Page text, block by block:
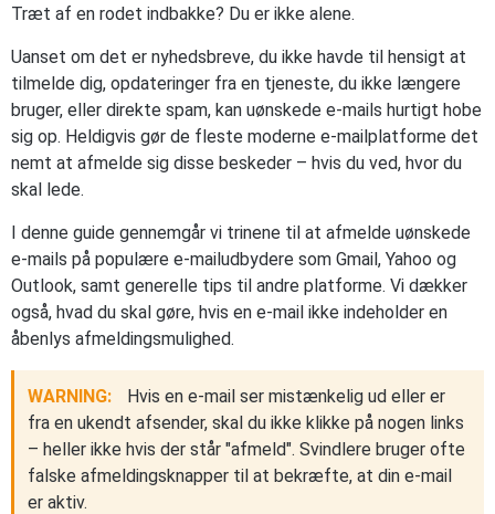
Træt af en rodet indbakke? Du er ikke alene.
Uanset om det er nyhedsbreve, du ikke havde til hensigt at
tilmelde dig, opdateringer fra en tjeneste, du ikke længere
bruger, eller direkte spam, kan uønskede e-mails hurtigt hobe
sig op. Heldigvis gør de fleste moderne e-mailplatforme det
nemt at afmelde sig disse beskeder – hvis du ved, hvor du
skal lede.
I denne guide gennemgår vi trinene til at afmelde uønskede
e-mails på populære e-mailudbydere som Gmail, Yahoo og
Outlook, samt generelle tips til andre platforme. Vi dækker
også, hvad du skal gøre, hvis en e-mail ikke indeholder en
åbenlys afmeldingsmulighed.
WARNING:
Hvis en e-mail ser mistænkelig ud eller er
fra en ukendt afsender, skal du ikke klikke på nogen links
– heller ikke hvis der står "afmeld". Svindlere bruger ofte
falske afmeldingsknapper til at bekræfte, at din e-mail
er aktiv.